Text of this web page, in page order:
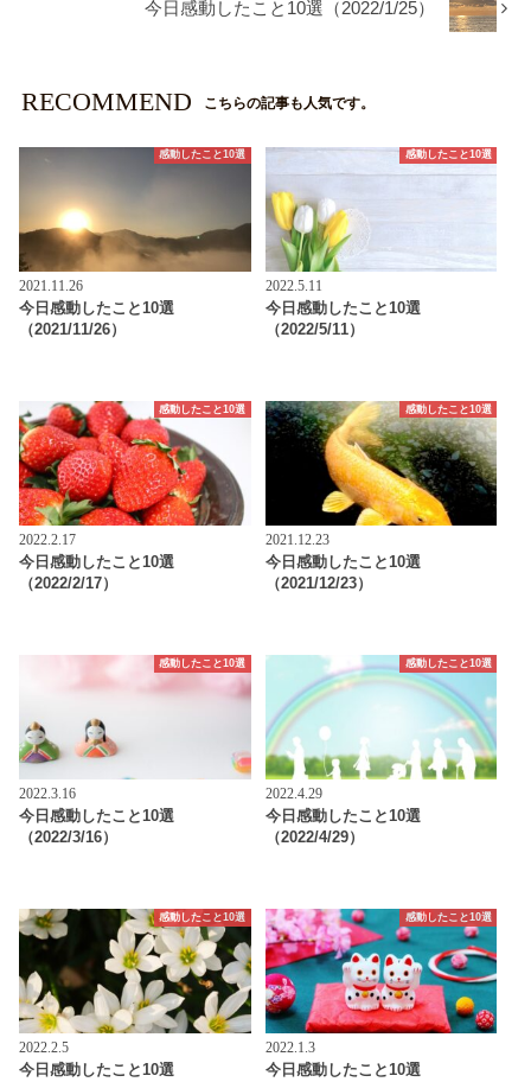
今日感動したこと10選（2022/1/25）
RECOMMEND こちらの記事も人気です。
感動したこと10選
2021.11.26
今日感動したこと10選
（2021/11/26）
感動したこと10選
2022.5.11
今日感動したこと10選
（2022/5/11）
感動したこと10選
2022.2.17
今日感動したこと10選
（2022/2/17）
感動したこと10選
2021.12.23
今日感動したこと10選
（2021/12/23）
感動したこと10選
2022.3.16
今日感動したこと10選
（2022/3/16）
感動したこと10選
2022.4.29
今日感動したこと10選
（2022/4/29）
感動したこと10選
2022.2.5
今日感動したこと10選
感動したこと10選
2022.1.3
今日感動したこと10選